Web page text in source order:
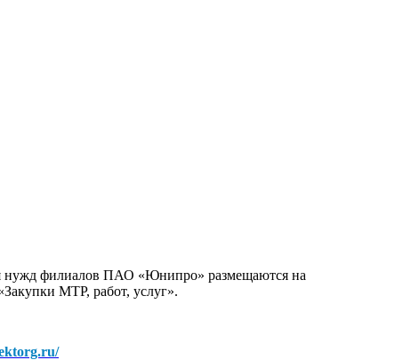
нужд филиалов ПАО «Юнипро» размещаются на
МТР, работ, услуг».